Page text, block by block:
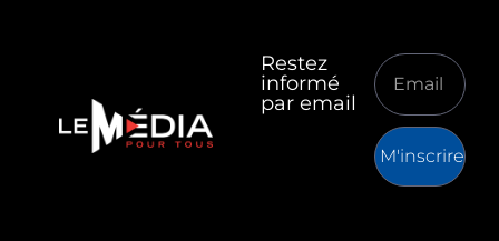
Restez
informé
par email
M'inscrire